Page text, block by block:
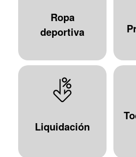
Ropa
deportiva
Liquidación